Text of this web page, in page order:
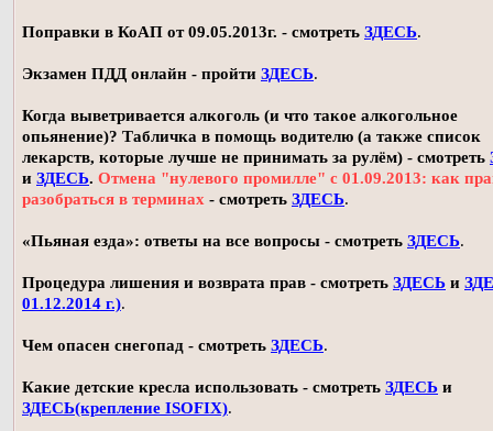
Поправки в КоАП от 09.05.2013г. - смотреть ЗДЕСЬ.
Экзамен ПДД онлайн - пройти ЗДЕСЬ.
Когда выветривается алкоголь (и что такое алкогольное
опьянение)? Табличка в помощь водителю (а также список
лекарств, которые лучше не принимать за рулём) - смотреть
и ЗДЕСЬ. Отмена "нулевого промилле" с 01.09.2013: как
разобраться в терминах - смотреть ЗДЕСЬ.
«Пьяная езда»: ответы на все вопросы - смотреть ЗДЕСЬ.
Процедура лишения и возврата прав - смотреть ЗДЕСЬ и
01.12.2014 г.).
Чем опасен снегопад - смотреть ЗДЕСЬ.
Какие детские кресла использовать - смотреть ЗДЕСЬ и
ЗДЕСЬ(крепление ISOFIX).